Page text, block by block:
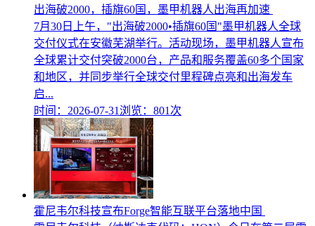
出海破2000，插旗60国，墨甲机器人出海再加速
7月30日上午，"出海破2000•插旗60国"墨甲机器人全球
交付仪式在安徽芜湖举行。活动现场，墨甲机器人宣布
全球累计交付突破2000台，产品和服务覆盖60多个国家
和地区，并同步举行全球交付里程碑点亮和出海发车
启...
时间：2026-07-31 浏览：801次
霍尼韦尔科技宣布Forge智能互联平台落地中国